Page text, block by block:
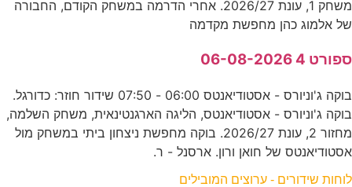
משחק 1, עונת 2026/27. אחרי הדרמה במשחק הקודם, החבורה
של אלמוג כהן מחפשת מקדמה
ספורט 4 06-08-2026
בוקה ג'וניורס - אסטודיאנטס 06:00 - 07:50 שידור חוזר: כדורגל.
בוקה ג'וניורס - אסטודיאנטס, הליגה הארגנטינאית, משחק השלמה,
מחזור 2, עונת 2026/27. בוקה מחפשת ניצחון ביתי במשחק מול
אסטודיאנטס של חואן ורון. ארסנל - ר.
לוחות שידורים - ערוצים המובילים